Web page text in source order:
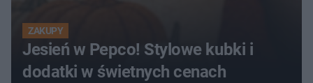
ZAKUPY
Jesień w Pepco! Stylowe kubki i
dodatki w świetnych cenach